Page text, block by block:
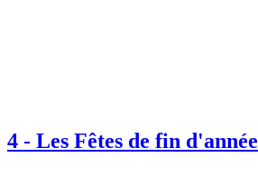
4 - Les Fêtes de fin d'année